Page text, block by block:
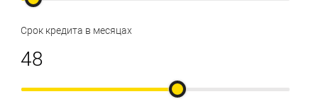
Срок кредита в месяцах